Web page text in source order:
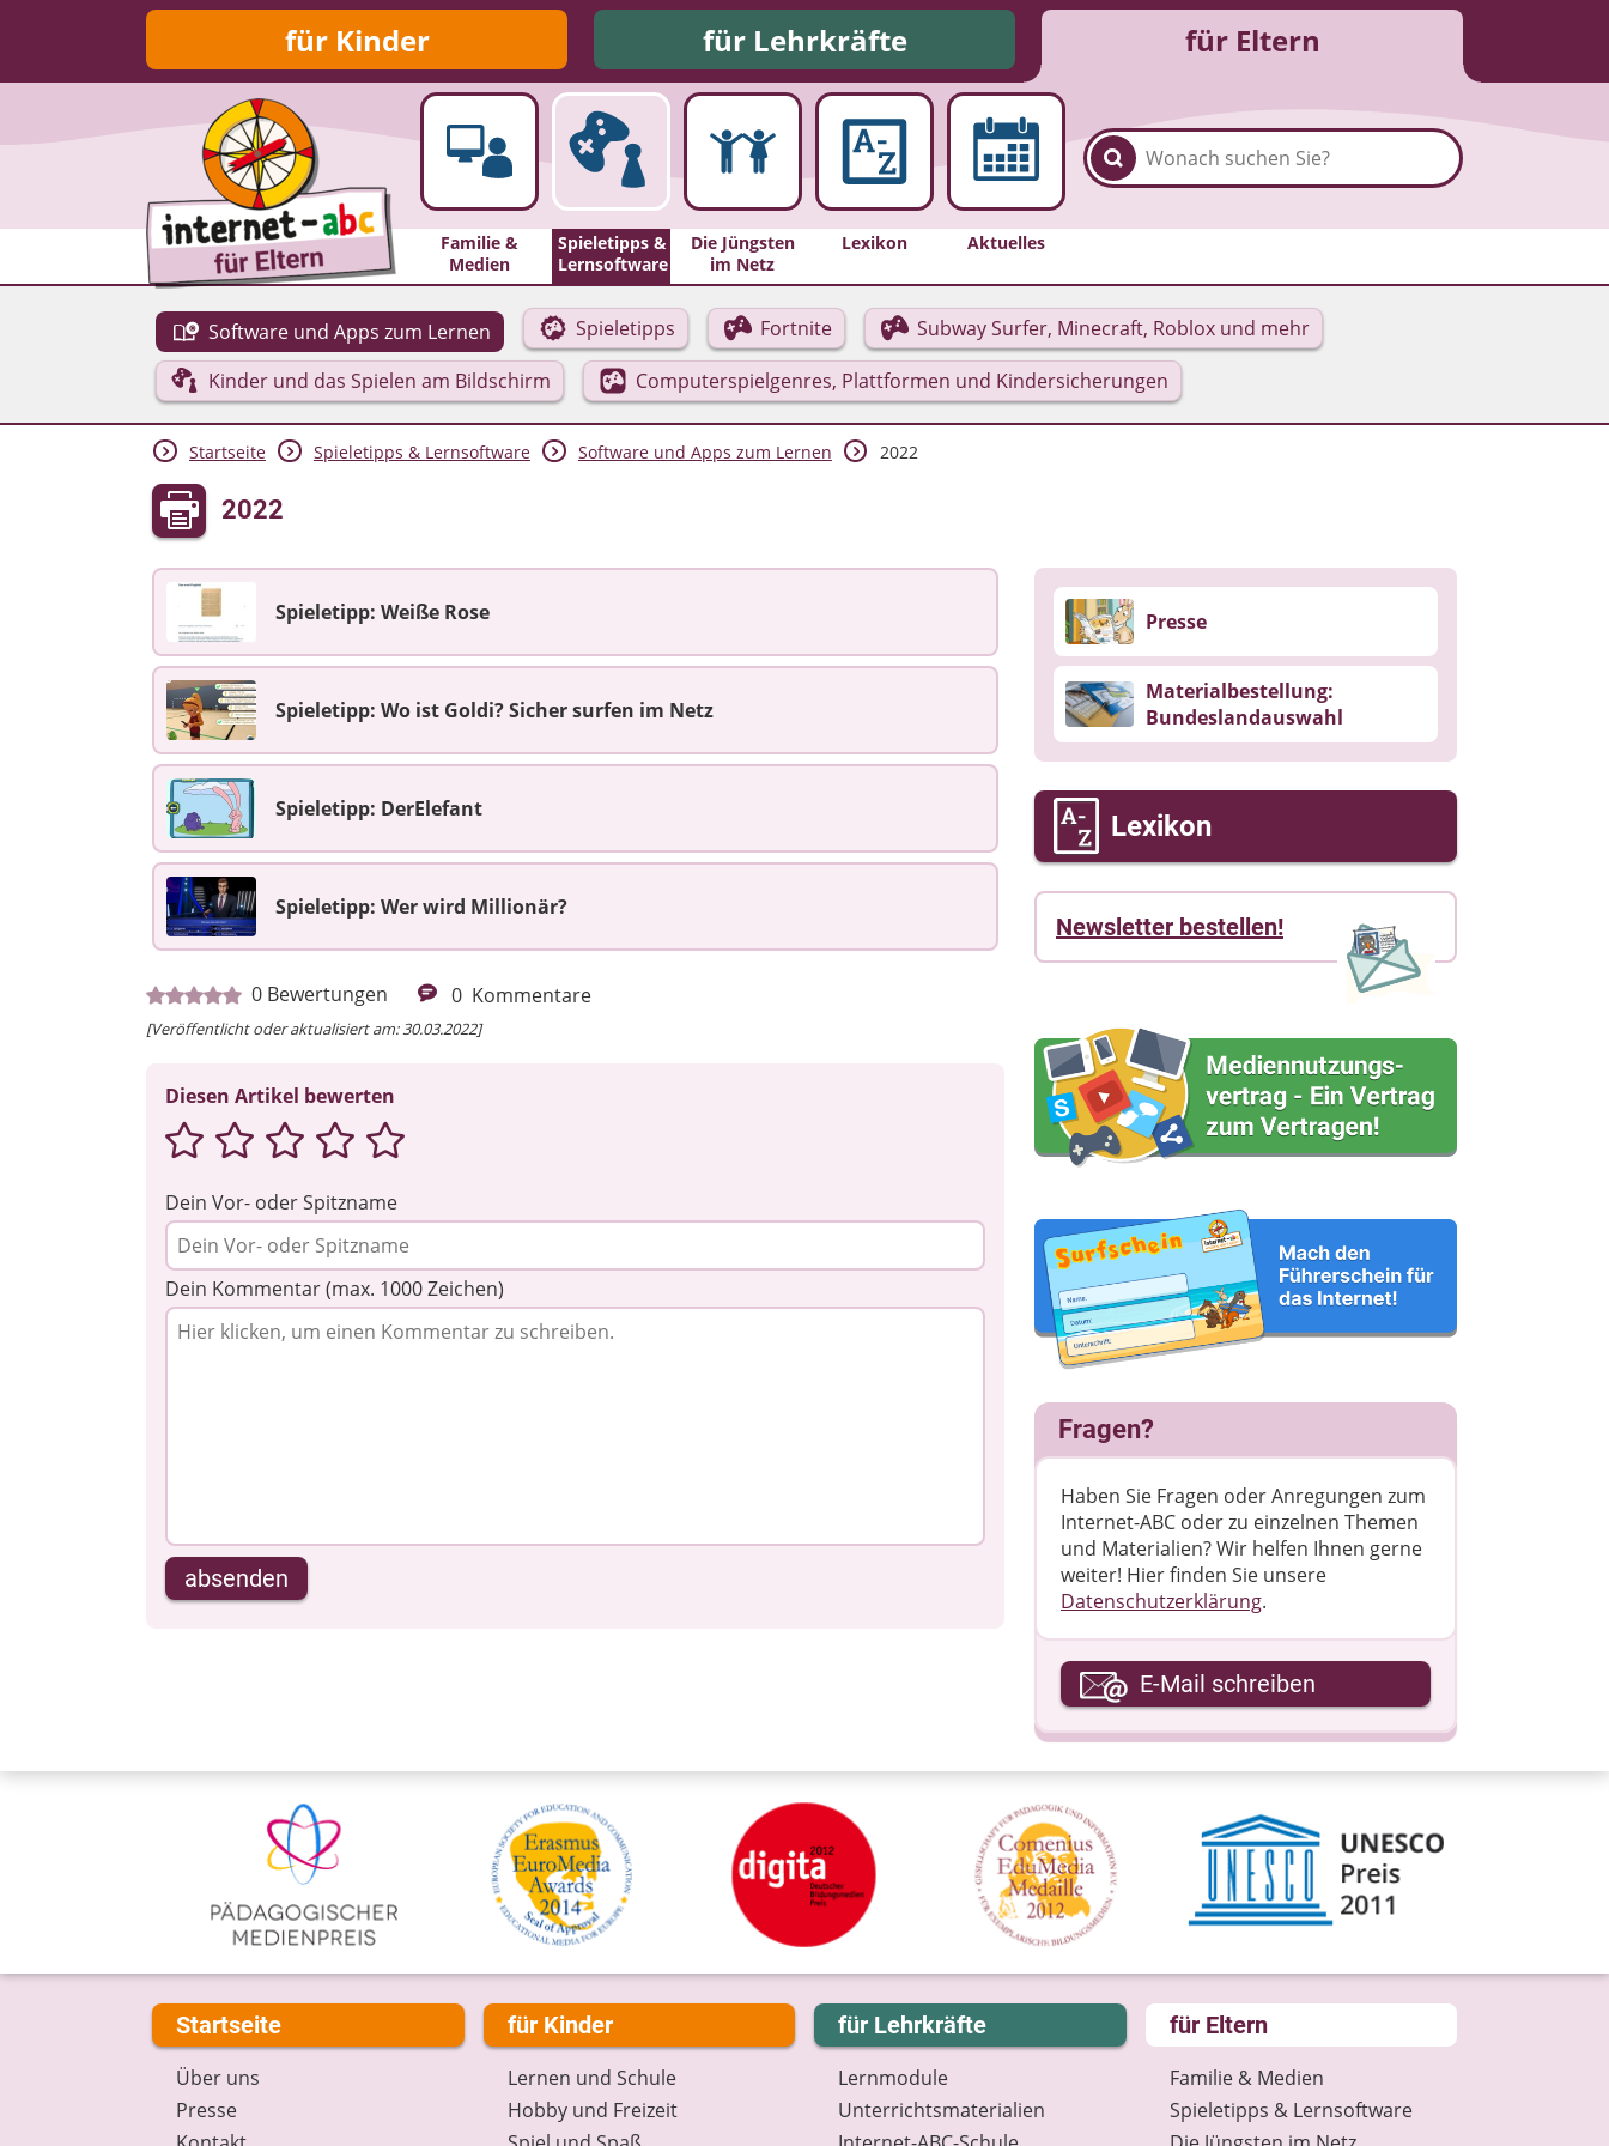
für Kinder für Lehrkräfte für Eltern
Familie &
Medien
Spieletipps &
Lernsoftware
Die Jüngsten
im Netz
Lexikon Aktuelles
Software und Apps zum Lernen Spieletipps Fortnite
Subway Surfer, Minecraft, Roblox und mehr
Kinder und das Spielen am Bildschirm
Computerspielgenres, Plattformen und Kindersicherungen
Startseite Spieletipps & Lernsoftware Software und Apps zum Lernen 2022
2022
Spieletipp: Weiße Rose
Spieletipp: Wo ist Goldi? Sicher surfen im Netz
Spieletipp: DerElefant
Spieletipp: Wer wird Millionär?
0 Bewertungen 0 Kommentare
[Veröffentlicht oder aktualisiert am: 30.03.2022]
Diesen Artikel bewerten
Dein Vor- oder Spitzname
Dein Kommentar (max. 1000 Zeichen)
absenden
Presse
Materialbestellung:
Bundeslandauswahl
Lexikon
Newsletter bestellen!
Fragen?
Haben Sie Fragen oder Anregungen zum
Internet-ABC oder zu einzelnen Themen
und Materialien? Wir helfen Ihnen gerne
weiter! ​Hier finden Sie unsere
Datenschutzerklärung.
Ihre E-Mail-Adresse
Ihre Nachricht
E-Mail schreiben
Startseite
Über uns
Presse
für Kinder
Lernen und Schule
Hobby und Freizeit
für Lehrkräfte
Lernmodule
Unterrichts­materialien
für Eltern
Familie & Medien
Spieletipps & Lernsoftware